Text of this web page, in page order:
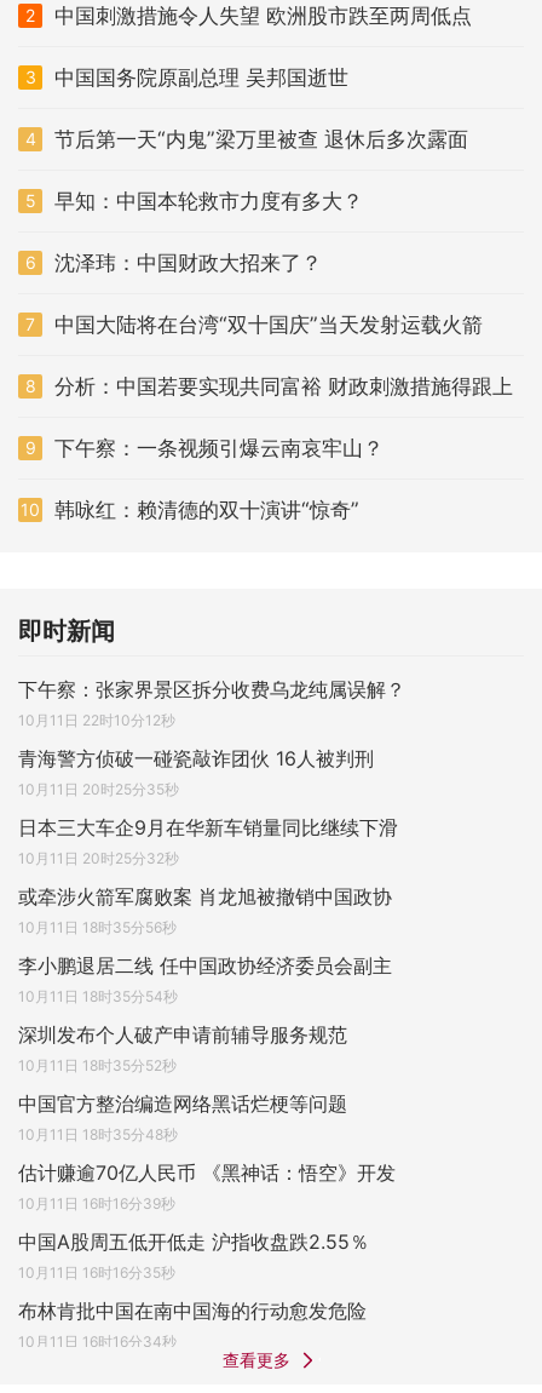
2 中国刺激措施令人失望 欧洲股市跌至两周低点
3 中国国务院原副总理 吴邦国逝世
4 节后第一天“内鬼”梁万里被查 退休后多次露面
5 早知：中国本轮救市力度有多大？
6 沈泽玮：中国财政大招来了？
7 中国大陆将在台湾“双十国庆”当天发射运载火箭
8 分析：中国若要实现共同富裕 财政刺激措施得跟上
9 下午察：一条视频引爆云南哀牢山？
10 韩咏红：赖清德的双十演讲“惊奇”
即时新闻
下午察：张家界景区拆分收费乌龙纯属误解？
10月11日 22时10分12秒
青海警方侦破一碰瓷敲诈团伙 16人被判刑
10月11日 20时25分35秒
日本三大车企9月在华新车销量同比继续下滑
10月11日 20时25分32秒
或牵涉火箭军腐败案 肖龙旭被撤销中国政协
10月11日 18时35分56秒
李小鹏退居二线 任中国政协经济委员会副主
10月11日 18时35分54秒
深圳发布个人破产申请前辅导服务规范
10月11日 18时35分52秒
中国官方整治编造网络黑话烂梗等问题
10月11日 18时35分48秒
估计赚逾70亿人民币 《黑神话：悟空》开发
10月11日 16时16分39秒
中国A股周五低开低走 沪指收盘跌2.55％
10月11日 16时16分35秒
布林肯批中国在南中国海的行动愈发危险
10月11日 16时16分34秒
查看更多